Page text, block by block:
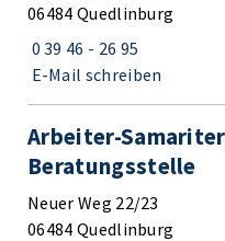
06484 Quedlinburg
0 39 46 - 26 95
E-Mail schreiben
Arbeiter-
Beratungsstelle
Neuer Weg 22/23
06484 Quedlinburg